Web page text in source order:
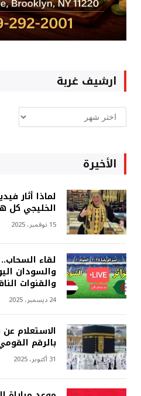
ارشيف غربة
ارشيف
غربة
الأخيرة
لماذا أثار
الخليجي كل
15 نوفمبر، 2025
لقاء السحاب..
والقنوات
24 ديسمبر، 2025
بالرقم
31 أكتوبر، 2025